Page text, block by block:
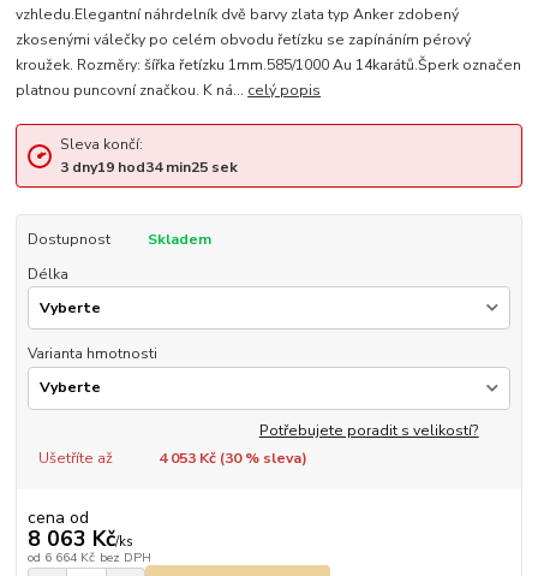
vzhledu.Elegantní náhrdelník dvě barvy zlata typ Anker zdobený
zkosenými válečky po celém obvodu řetízku se zapínáním pérový
kroužek. Rozměry: šířka řetízku 1mm.585/1000 Au 14karátů.Šperk označen
platnou puncovní značkou. K ná... celý popis
Sleva končí:
3 dny19hod34min25sek
Dostupnost
Skladem
Délka
Varianta hmotnosti
Potřebujete poradit s velikostí?
Ušetříte až
4 053 Kč (30% sleva)
cena od
8 063 Kč/ks
od 6 664 Kč bez DPH